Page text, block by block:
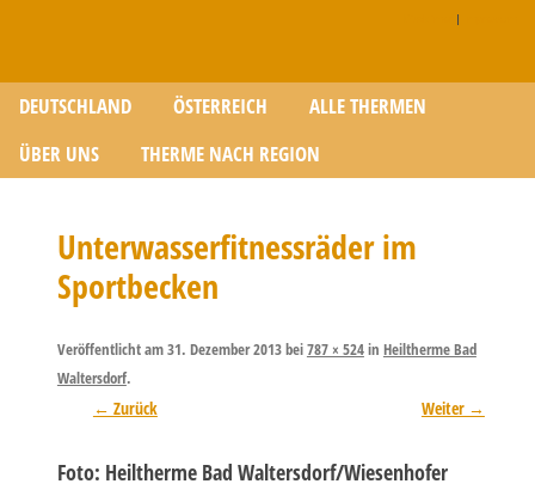
|
Zum Inhalt springen
DEUTSCHLAND ÖSTERREICH
ALLE THERMEN
ÜBER UNS
THERME NACH REGION
Unterwasserfitnessräder im
Sportbecken
Veröffentlicht am31. Dezember 2013bei787 × 524in Heiltherme Bad
Waltersdorf.
← Zurück Weiter →
Foto: Heiltherme Bad Waltersdorf/Wiesenhofer